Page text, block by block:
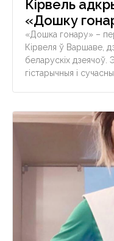
Кірвель
«Дошку
«Дошка гонару» –
Кірвеля ў Варшаве,
беларускіх дзеячоў.
гістарычныя і